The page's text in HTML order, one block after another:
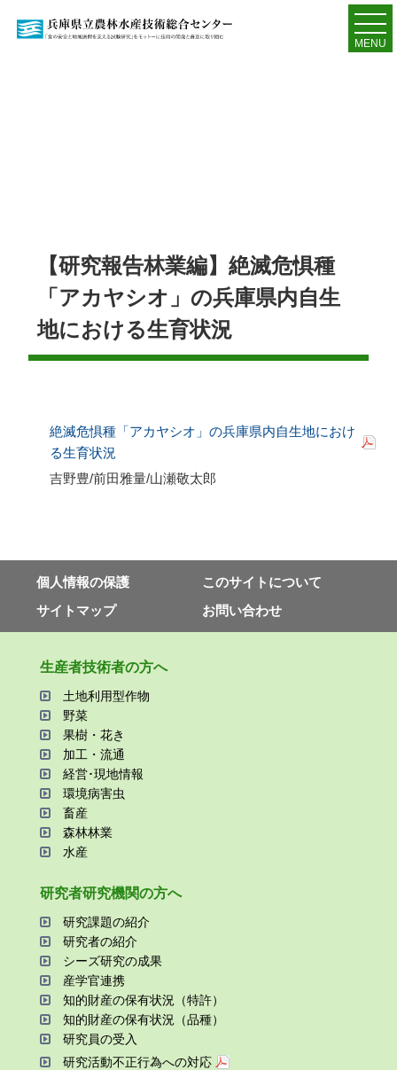
MENU
【研究報告林業編】絶滅危惧種
「アカヤシオ」の兵庫県内自生
地における生育状況
絶滅危惧種「アカヤシオ」の兵庫県内自生地におけ
る生育状況
吉野豊/前田雅量/山瀬敬太郎
個⼈情報の保護
このサイトについて
サイトマップ
お問い合わせ
⽣産者技術者の⽅へ
⼟地利⽤型作物
野菜
果樹・花き
加⼯・流通
経営･現地情報
環境病害⾍
畜産
森林林業
⽔産
研究者研究機関の⽅へ
研究課題の紹介
研究者の紹介
シーズ研究の成果
産学官連携
知的財産の保有状況（特許）
知的財産の保有状況（品種）
研究員の受⼊
研究活動不正⾏為への対応